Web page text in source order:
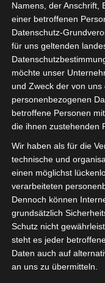
der
und in
bereits
Jede
man in
darf
Zur
Namens, der Anschrift,
einer betroffenen
Datenschutz-
für uns geltenden
möchte unser
und Zweck der von
personenbezogenen
betroffene Personen
die ihnen zustehenden
Wir haben als für die
technische und
einen möglichst
verarbeiteten
Dennoch können
grundsätzlich
Schutz nicht
steht es jeder
Daten auch auf
an uns zu übermitteln.